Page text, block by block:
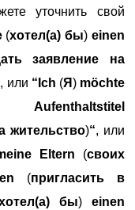
уточнить свой
(хотел(а) бы) einen
заявление на
, или “Ich (Я)möchte
жительство)“, или
Eltern (своих
(пригласить в
бы)einen